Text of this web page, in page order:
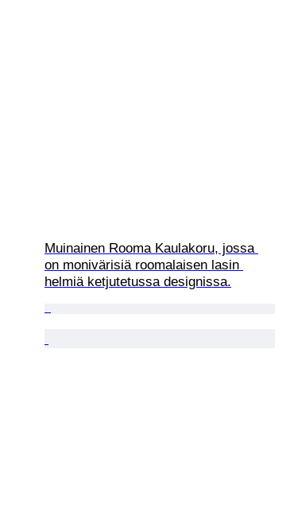
Muinainen Rooma Kaulakoru, jossa
on monivärisiä roomalaisen lasin
helmiä ketjutetussa designissa.